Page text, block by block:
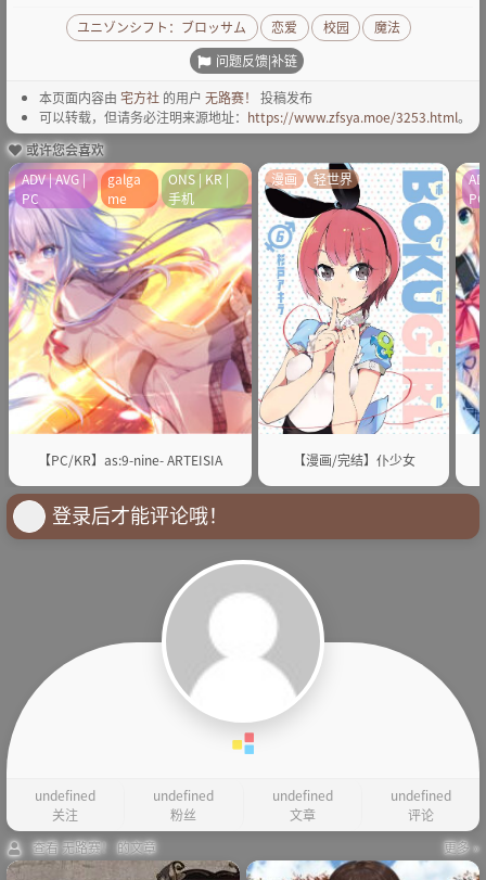
ユニゾンシフト：ブロッサム 恋爱 校园
魔法
问题反馈|补链
本页面内容由 宅方社 的用户 无路赛！
投稿发布
可以转载，但请务必注明来源地址： https://www.zfsya.moe/3253.html。
或许您会喜欢
【PC/KR】as:9-nine- ARTEISIA
ADV | AVG |
PC
galga
me
ONS | KR |
手机
【漫画/完结】仆少女
漫画 轻世界
PC
登录后才能评论哦！
undefined
关注
undefined
粉丝
undefined
文章
undefined
评论
查看 无路赛！ 的文章
更多 »